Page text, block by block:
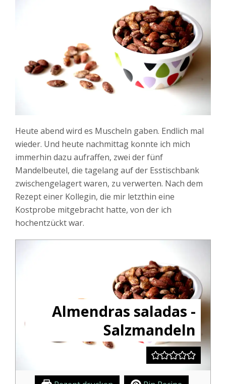
Heute abend wird es Muscheln gaben. Endlich mal
wieder. Und heute nachmittag konnte ich mich
immerhin dazu aufraffen, zwei der fünf
Mandelbeutel, die tagelang auf der Esstischbank
zwischengelagert waren, zu verwerten. Nach dem
Rezept einer Kollegin, die mir letzthin eine
Kostprobe mitgebracht hatte, von der ich
hochentzückt war.
Almendras saladas -
Salzmandeln